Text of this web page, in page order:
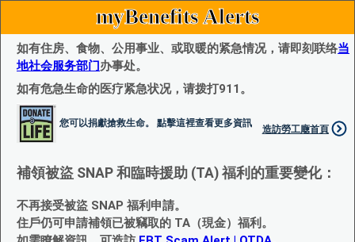
myBenefits Alerts
如有住房、食物、公用事业、或取暖的紧急情况，请即刻联络当
地社会服务部门办事处。
如有危急生命的医疗紧急状况，请拨打911。
您可以捐獻搶救生命。 點擊這裡查看更多資訊
造訪勞工廰首頁
補領被盜 SNAP 和臨時援助 (TA) 福利的重要變化：
不再接受被盜 SNAP 福利申請。
住戶仍可申請補領已被竊取的 TA（現金）福利。